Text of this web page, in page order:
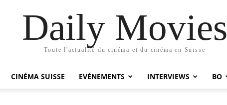
Daily Movies
Toute l'actualité du cinéma et du cinéma en Suisse
CINÉMA SUISSE EVÉNEMENTS INTERVIEWS BO